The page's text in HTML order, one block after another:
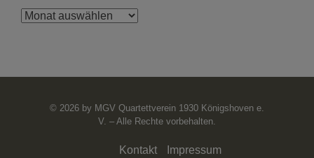
News-
© 2026 by MGV Quartettverein 1930 Königshoven e.
V. – Alle Rechte vorbehalten.
Kontakt Impressum